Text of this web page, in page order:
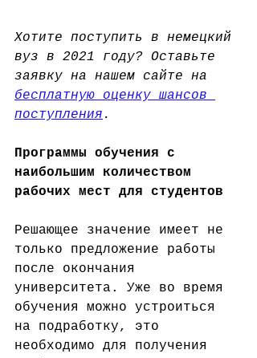
Хотите поступить в немецкий
вуз в 2021 году? Оставьте
заявку на нашем сайте на
бесплатную оценку шансов
поступления .
Программы обучения с
наибольшим количеством
рабочих мест для студентов
Решающее значение имеет не
только предложение работы
после окончания
университета. Уже во время
обучения можно устроиться
на подработку, это
необходимо для получения